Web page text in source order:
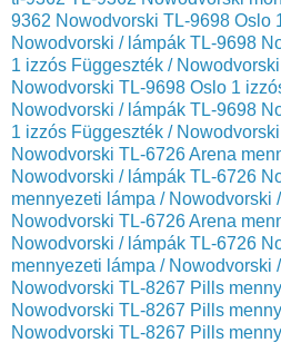
9362 Nowodvorski TL-9698 Oslo
Nowodvorski / lámpák TL-9698
1 izzós Függeszték /
Nowodvorski TL-9698 Oslo 1
Nowodvorski / lámpák TL-9698
1 izzós Függeszték /
Nowodvorski TL-6726 Arena
Nowodvorski / lámpák TL-6726
mennyezeti lámpa / Nowodvorski
Nowodvorski TL-6726 Arena
Nowodvorski / lámpák TL-6726
mennyezeti lámpa / Nowodvorski
Nowodvorski TL-8267 Pills
Nowodvorski TL-8267 Pills
Nowodvorski TL-8267 Pills